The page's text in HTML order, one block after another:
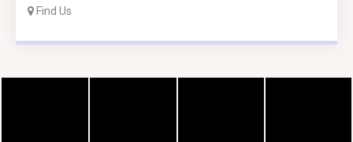
Find Us